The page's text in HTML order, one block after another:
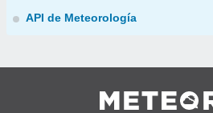
API de Meteorología